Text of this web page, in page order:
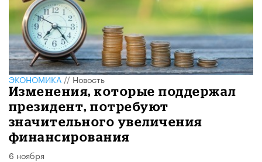
ЭКОНОМИКА//Новость
Изменения, которые поддержал
президент, потребуют
значительного увеличения
финансирования
6 ноября